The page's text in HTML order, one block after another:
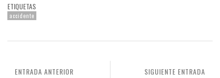
ETIQUETAS
accidente
SIGUIENTE ENTRADA
ENTRADA ANTERIOR